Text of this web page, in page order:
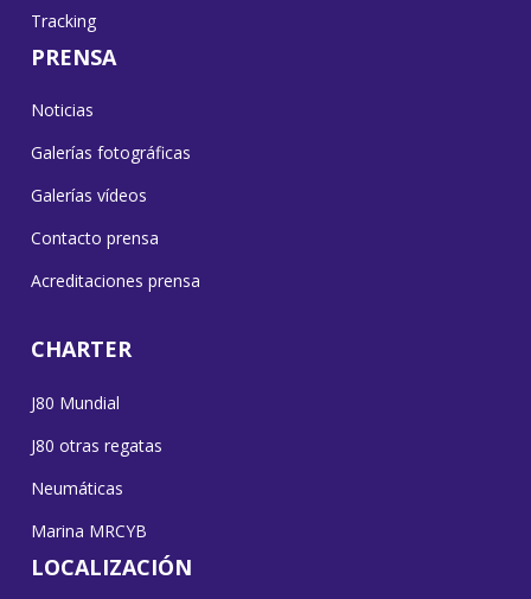
Tracking
PRENSA
Noticias
Galerías fotográficas
Galerías vídeos
Contacto prensa
Acreditaciones prensa
CHARTER
J80 Mundial
J80 otras regatas
Neumáticas
Marina MRCYB
LOCALIZACIÓN